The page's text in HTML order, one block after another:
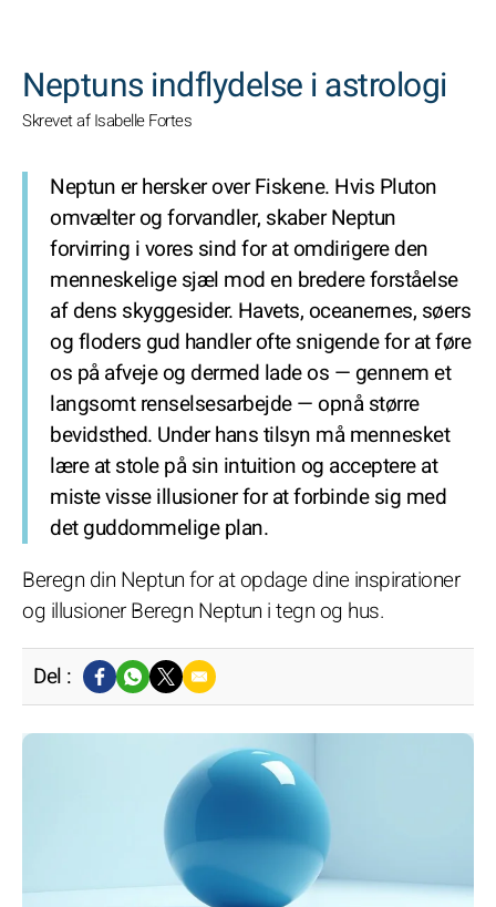
Neptuns indflydelse i astrologi
Skrevet af Isabelle Fortes
Neptun er hersker over Fiskene. Hvis Pluton
omvælter og forvandler, skaber Neptun
forvirring i vores sind for at omdirigere den
menneskelige sjæl mod en bredere forståelse
af dens skyggesider. Havets, oceanernes, søers
og floders gud handler ofte snigende for at føre
os på afveje og dermed lade os — gennem et
langsomt renselsesarbejde — opnå større
bevidsthed. Under hans tilsyn må mennesket
lære at stole på sin intuition og acceptere at
miste visse illusioner for at forbinde sig med
det guddommelige plan.
Beregn din Neptun for at opdage dine inspirationer
og illusioner Beregn Neptun i tegn og hus.
Del :